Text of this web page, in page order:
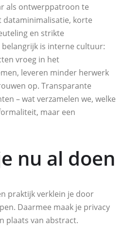
als ontwerppatroon te
dataminimalisatie, korte
en strikte
is interne cultuur:
vroeg in het
leveren minder herwerk
op. Transparante
– wat verzamelen we, welke
maar een
nu al doen
praktijk verklein je door
Daarmee maak je privacy
plaats van abstract.